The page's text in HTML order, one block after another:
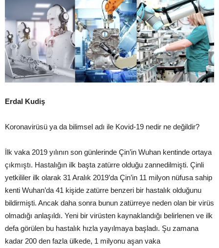
Erdal Kudiş
Koronavirüsü ya da bilimsel adı ile Kovid-19 nedir ne değildir?
İlk vaka 2019 yılının son günlerinde Çin’in Wuhan kentinde ortaya
çıkmıştı. Hastalığın ilk başta zatürre olduğu zannedilmişti. Çinli
yetkililer ilk olarak 31 Aralık 2019’da Çin’in 11 milyon nüfusa sahip
kenti Wuhan’da 41 kişide zatürre benzeri bir hastalık olduğunu
bildirmişti. Ancak daha sonra bunun zatürreye neden olan bir virüs
olmadığı anlaşıldı. Yeni bir virüsten kaynaklandığı belirlenen ve ilk
defa görülen bu hastalık hızla yayılmaya başladı. Şu zamana
kadar 200 den fazla ülkede, 1 milyonu aşan vaka